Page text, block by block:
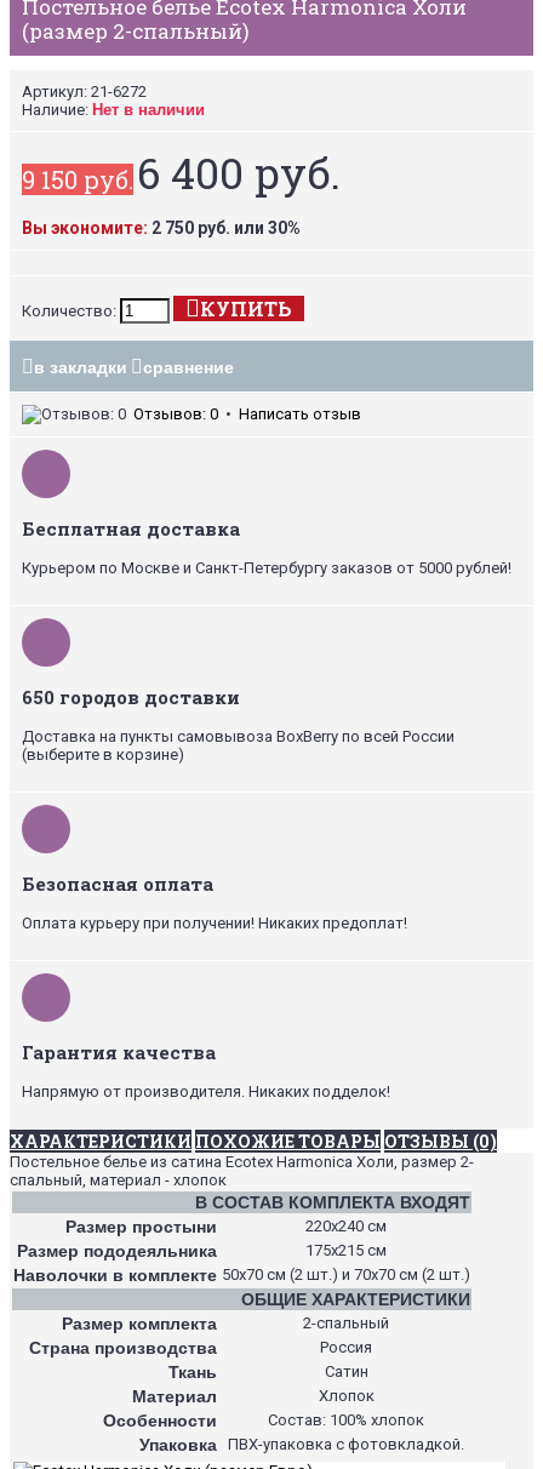
Постельное белье Ecotex Harmonica Холи
(размер 2-спальный)
Артикул: 21-6272
Наличие: Нет в наличии
9 150 руб. 6 400 руб.
Вы экономите: 2 750 руб. или 30%
Количество: КУПИТЬ
в закладки сравнение
Отзывов: 0 • Написать отзыв
Бесплатная доставка
Курьером по Москве и Санкт-Петербургу заказов от 5000 рублей!
650 городов доставки
Доставка на пункты самовывоза BoxBerry по всей России
(выберите в корзине)
Безопасная оплата
Оплата курьеру при получении! Никаких предоплат!
Гарантия качества
Напрямую от производителя. Никаких подделок!
ХАРАКТЕРИСТИКИ ПОХОЖИЕ ТОВАРЫ ОТЗЫВЫ (0)
Постельное белье из сатина Ecotex Harmonica Холи, размер 2-
спальный, материал - хлопок
В СОСТАВ КОМПЛЕКТА ВХОДЯТ
Размер простыни
220х240 см
Размер пододеяльника 175х215 см
Наволочки в комплекте 50х70 см (2 шт.) и 70х70 см (2 шт.)
ОБЩИЕ ХАРАКТЕРИСТИКИ
Размер комплекта
2-спальный
Страна производства Россия
Ткань Сатин
Материал Хлопок
Особенности Состав: 100% хлопок
Упаковка ПВХ-упаковка с фотовкладкой.